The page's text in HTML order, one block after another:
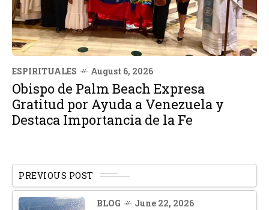
ESPIRITUALES August 6, 2026
Obispo de Palm Beach Expresa
Gratitud por Ayuda a Venezuela y
Destaca Importancia de la Fe
PREVIOUS POST
BLOG June 22, 2026